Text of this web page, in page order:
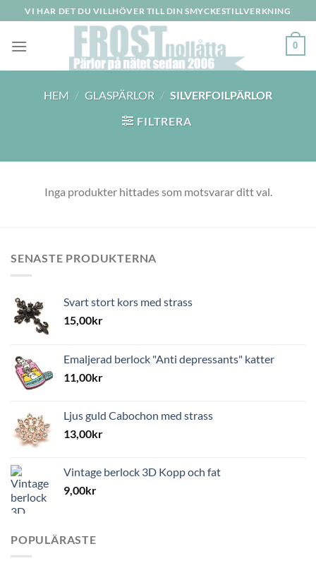
to
content
VI HAR DET DU VILLHÖVER TILL DIN SMYCKESTILLVERKNING
0
HEM / GLASPÄRLOR / SILVERFOILPÄRLOR
FILTRERA
Inga produkter hittades som motsvarar ditt val.
SENASTE PRODUKTERNA
Svart stort kors med strass
15,00kr
Emaljerad berlock "Anti depressants" katter
11,00kr
Ljus guld Cabochon med strass
13,00kr
Vintage berlock 3D Kopp och fat
9,00kr
POPULÄRASTE